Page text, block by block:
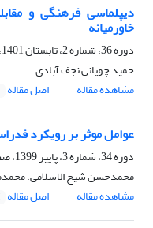
دیپلماسی فرهنگی و
خاورمیانه
دوره 36، شماره 2، تابستان 1401، صفحه
حمید چوپانی نجف آبادی
مشاهده مقاله
اصل مقاله
عوامل موثر بر رویکرد
دوره 34، شماره 3، پاییز 1399، صفحه
محمدحسن شیخ الاسلامی،
مشاهده مقاله
اصل مقاله